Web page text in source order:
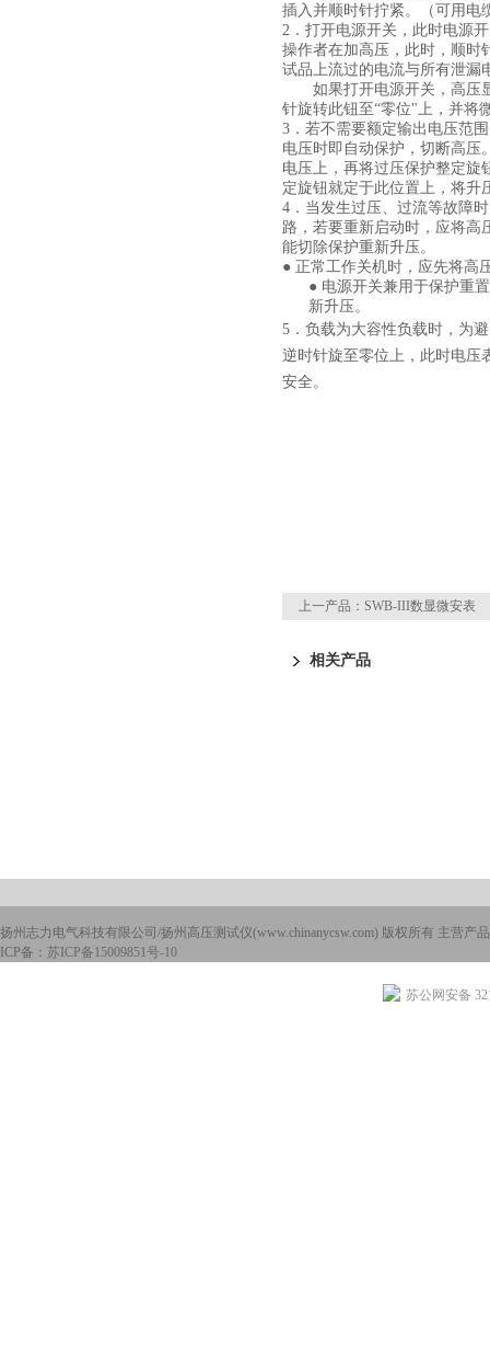
插入并顺时针拧紧。（可用电
2 ．打开电源开关，此时电源
操作者在加高压，此时，顺时
试品上流过的电流与所有泄漏
如果打开电源开关，高压
针旋转此钮至“零位"上，并将
3 ．若不需要额定输出电压范
电压时即自动保护，切断高压
电压上，再将过压保护整定旋
定旋钮就定于此位置上，将升
4 ．当发生过压、过流等故障
路，若要重新启动时，应将高
能切除保护重新升压。
● 正常工作关机时，应先将高
● 电源开关兼用于保护重
新升压。
5 ．负载为大容性负载时，为
逆时针旋至零位上，此时电压
安全。
上一产品： SWB-III数显微安表
相关产品
扬州志力电气科技有限公司/扬州高压测试仪(www.chinanycsw.com) 版权所有 主营产
ICP备： 苏ICP备15009851号-10
苏公网安备